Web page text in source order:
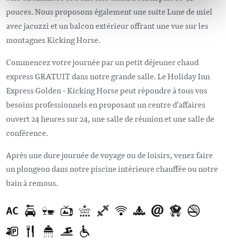
pouces. Nous proposons également une suite Lune de miel
avec jacuzzi et un balcon extérieur offrant une vue sur les
montagnes Kicking Horse.
Commencez votre journée par un petit déjeuner chaud
express GRATUIT dans notre grande salle. Le Holiday Inn
Express Golden - Kicking Horse peut répondre à tous vos
besoins professionnels en proposant un centre d'affaires
ouvert 24 heures sur 24, une salle de réunion et une salle de
conférence.
Après une dure journée de voyage ou de loisirs, venez faire
un plongeon dans notrepiscine intérieurechaufféeou notre
bain à remous.